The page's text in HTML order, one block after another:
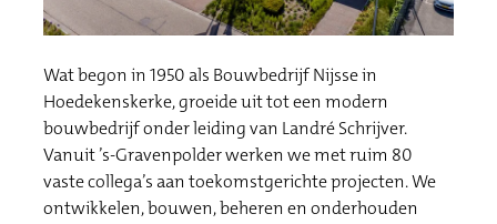
Wat begon in 1950 als Bouwbedrijf Nijsse in
Hoedekenskerke, groeide uit tot een modern
bouwbedrijf onder leiding van Landré Schrijver.
Vanuit ’s-Gravenpolder werken we met ruim 80
vaste collega’s aan toekomstgerichte projecten. We
ontwikkelen, bouwen, beheren en onderhouden